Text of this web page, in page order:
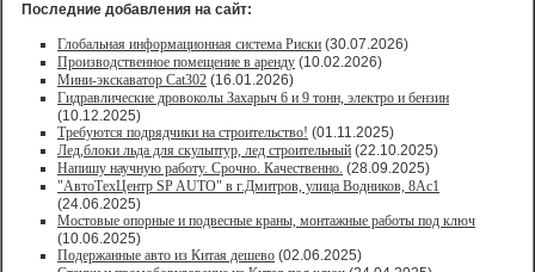
Последние добавления на сайт:
Глобальная информационная система Риски (30.07.2026)
Производственное помещение в аренду (10.02.2026)
Мини-экскаватор Cat302 (16.01.2026)
Гидравлические дровоколы Захарыч 6 и 9 тонн, электро и бензин
(10.12.2025)
Требуются подрядчики на строительство! (01.11.2025)
Лед,блоки льда для скульптур, лед строительный (22.10.2025)
Напишу научную работу. Срочно. Качественно. (28.09.2025)
"АвтоТехЦентр SP AUTO" в г.Дмитров, улица Водников, 8Ас1
(24.06.2025)
Мостовые опорные и подвесные краны, монтажные работы под ключ
(10.06.2025)
Подержанные авто из Китая дешево (02.06.2025)